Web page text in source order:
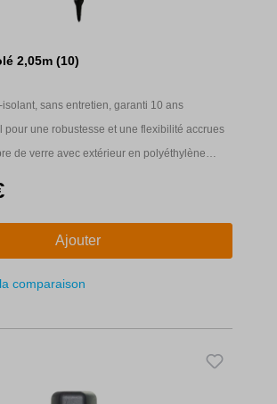
2,05m (10)
isolant, sans entretien, garanti 10 ans
pour une robustesse et une flexibilité accrues
de verre avec extérieur en polyéthylène
Ajouter
comparaison